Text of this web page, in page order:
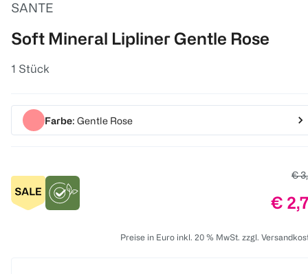
SANTE
Soft Mineral Lipliner Gentle Rose
1 Stück
Farbe: Gentle Rose
€
€
Preise in Euro inkl. 20 % MwSt. zzgl.